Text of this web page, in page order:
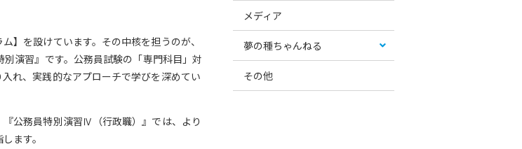
】を設けています。その中核を担うのが、
演習』です。公務員試験の「専門科目」対
れ、実践的なアプローチで学びを深めてい
公務員特別演習Ⅳ（行政職）』では、より
ます。
メディア
夢の種ちゃんねる
その他